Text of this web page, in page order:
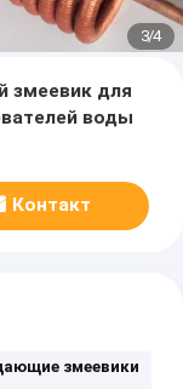
3/4
змеевик для
воды
Контакт
змеевики